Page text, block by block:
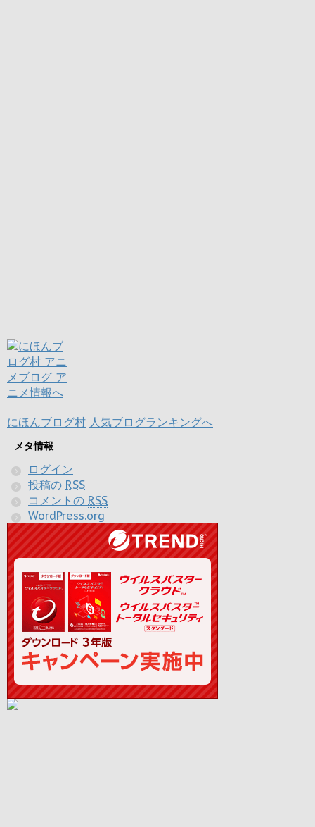
にほんブログ村 人気ブログランキングへ
メタ情報
ログイン
投稿の RSS
コメントの RSS
WordPress.org